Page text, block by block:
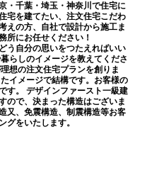
・千葉・埼玉・神奈川で住宅に
宅を建てたい、注文住宅こだわ
えの方、自社で設計から施工ま
所にお任せください！
う自分の思いをつたえればいい
らしのイメージを教えてくださ
想の注文住宅プランを創りま
イメージで結構です。お客様の
す。 デザインファースト一級建
ので、決まった構造はございま
又、免震構造、制震構造等お客
グをいたします。